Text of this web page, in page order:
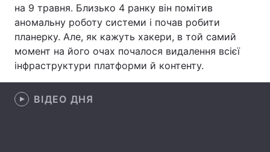
Відео з Youtube
Інтерв'ю Думки
Архів Вакансії
Контакти
на 9 травня. Близько 4 ранку він помітив
аномальну роботу системи і почав робити
планерку. Але, як кажуть хакери, в той самий
момент на його очах почалося видалення всієї
інфраструктури платформи й контенту.
ВІДЕО ДНЯ